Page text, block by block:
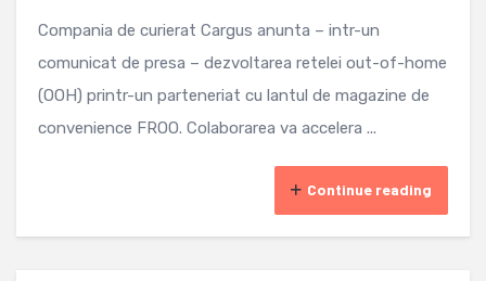
Compania de curierat Cargus anunta – intr-un
comunicat de presa – dezvoltarea retelei out-of-home
(OOH) printr-un parteneriat cu lantul de magazine de
convenience FROO. Colaborarea va accelera ...
Continue reading